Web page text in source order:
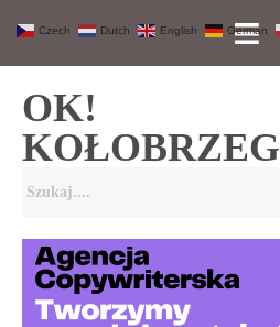
OK!
KOŁOBRZEG
Czech Dutch English German